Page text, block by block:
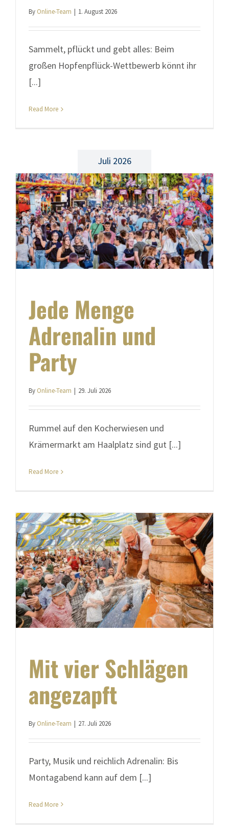
By Online-Team | 1. August 2026
Sammelt, pflückt und gebt alles: Beim
großen Hopfenpflück-Wettbewerb könnt ihr
[...]
Read More
Juli 2026
Jede Menge
Adrenalin und
Party
By Online-Team | 29. Juli 2026
Rummel auf den Kocherwiesen und
Krämermarkt am Haalplatz sind gut [...]
Read More
Mit vier Schlägen
angezapft
By Online-Team | 27. Juli 2026
Party, Musik und reichlich Adrenalin: Bis
Montagabend kann auf dem [...]
Read More